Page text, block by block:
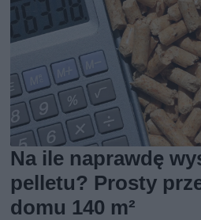
Na ile naprawdę
pelletu? Prosty
domu 140 m²